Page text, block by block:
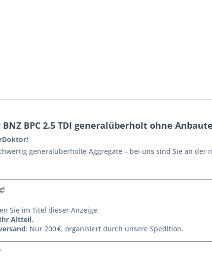
BPC 2.5 TDI generalüberholt ohne
generalüberholte Aggregate – bei uns sind Sie an
Sie im Titel dieser Anzeige.
Altteil.
: Nur 200 €, organisiert durch unsere Spedition.